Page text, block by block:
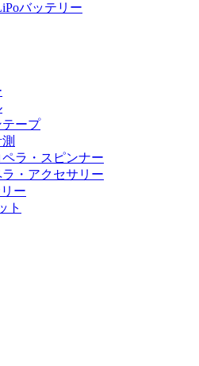
バッテリー
テープ
ラ・スピンナー
・アクセサリー
ー
ト